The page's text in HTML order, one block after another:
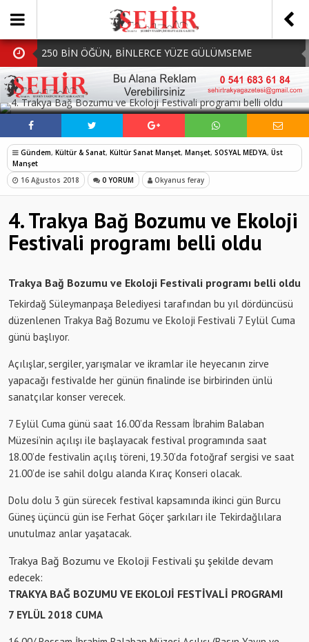
250 BİN ÖĞÜN, BİNLERCE YÜZE GÜLÜMSEME
BAŞKAN MÜGE YILDIZ TOPAK: ‘SOSYAL
BELEDİYECİLİKTE HİÇBİR HEMŞERİMİZİ YALNIZ
BIRAKMIYORUZ!’
MHP Çorlu İlçe Teşkilatında Yeni Dönem Başladı:
Mazbatalar Alındı
Dolu Vurdu, Büyükşehir Üreticiyi Yalnız Bırakmadı
BÜYÜTÜYORUZ!
SOSYAL MEDYADA PAYLAŞ
Gündem, Kültür & Sanat, Kültür Sanat Manşet, Manşet, SOSYAL MEDYA, Üst
Manşet
16 Ağustos 2018
0 YORUM Okyanus feray
4. Trakya Bağ Bozumu ve Ekoloji
Festivali programı belli oldu
Trakya Bağ Bozumu ve Ekoloji Festivali programı belli oldu
Tekirdağ Süleymanpaşa Belediyesi tarafından bu yıl dördüncüsü
düzenlenen Trakya Bağ Bozumu ve Ekoloji Festivali 7 Eylül Cuma
günü başlıyor.
Açılışlar, sergiler, yarışmalar ve ikramlar ile heyecanın zirve
yapacağı festivalde her günün finalinde ise birbirinden ünlü
sanatçılar konser verecek.
7 Eylül Cuma günü saat 16.00’da Ressam İbrahim Balaban
Müzesi’nin açılışı ile başlayacak festival programında saat
18.00’de festivalin açılış töreni, 19.30’da fotoğraf sergisi ve saat
21.00’de ise sahil dolgu alanda Kıraç Konseri olacak.
Dolu dolu 3 gün sürecek festival kapsamında ikinci gün Burcu
Güneş üçüncü gün ise Ferhat Göçer şarkıları ile Tekirdağlılara
unutulmaz anlar yaşatacak.
Trakya Bağ Bozumu ve Ekoloji Festivali şu şekilde devam
edecek:
TRAKYA BAĞ BOZUMU VE EKOLOJİ FESTİVALİ PROGRAMI
7 EYLÜL 2018 CUMA